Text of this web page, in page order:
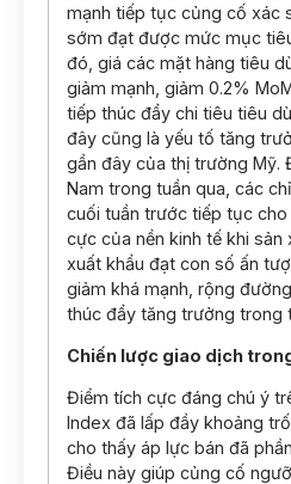
mạnh tiếp tục củng cố xác
sớm đạt được mức mục
đó, giá các mặt hàng tiêu
giảm mạnh, giảm 0.2%
tiếp thúc đẩy chi tiêu tiêu
đây cũng là yếu tố tăng
gần đây của thị trường Mỹ.
Nam trong tuần qua, các
cuối tuần trước tiếp tục
cực của nền kinh tế khi sản
xuất khẩu đạt con số ấn
giảm khá mạnh, rộng
thúc đẩy tăng trưởng trong
Chiến lược giao dịch
Điểm tích cực đáng chú ý
Index đã lấp đầy khoảng
cho thấy áp lực bán đã
Điều này giúp củng cố